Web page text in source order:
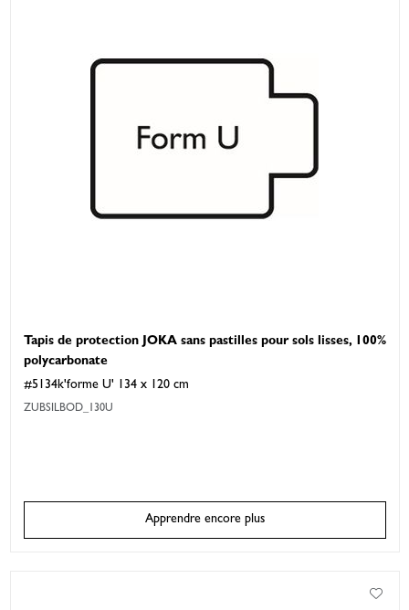
Tapis de protection JOKA sans pastilles pour sols lisses, 100%
polycarbonate
#5134k'forme U' 134 x 120 cm
ZUBSILBOD_130U
Apprendre encore plus